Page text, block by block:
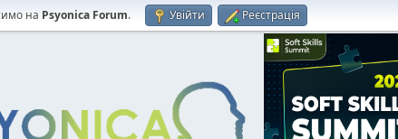
на Psyonica Forum. Увійти Реєстрація